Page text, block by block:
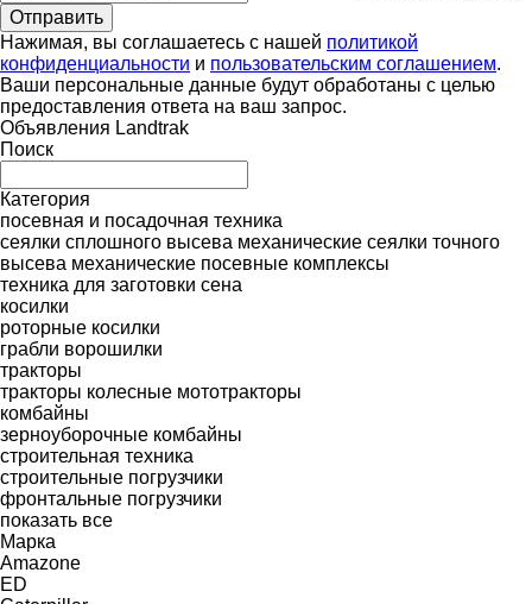
Нажимая, вы соглашаетесь с нашей политикой
конфиденциальности и пользовательским соглашением.
Ваши персональные данные будут обработаны с целью
предоставления ответа на ваш запрос.
Объявления Landtrak
Поиск
Категория
посевная и посадочная техника
сеялки сплошного высева механические сеялки точного
высева механические посевные комплексы
техника для заготовки сена
косилки
роторные косилки
грабли ворошилки
тракторы
тракторы колесные мототракторы
комбайны
зерноуборочные комбайны
строительная техника
строительные погрузчики
фронтальные погрузчики
показать все
Марка
Amazone
ED